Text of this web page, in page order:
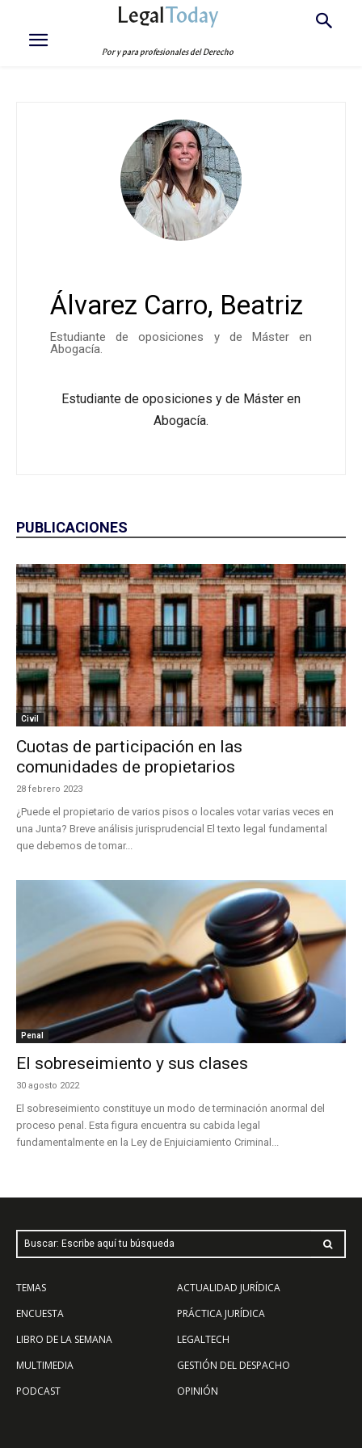
LegalToday
Por y para profesionales del Derecho
Álvarez Carro, Beatriz
Estudiante de oposiciones y de Máster en
Abogacía.
Estudiante de oposiciones y de Máster en
Abogacía.
PUBLICACIONES
Civil
Cuotas de participación en las
comunidades de propietarios
28 febrero 2023
¿Puede el propietario de varios pisos o locales votar varias veces en
una Junta? Breve análisis jurisprudencial El texto legal fundamental
que debemos de tomar...
Penal
El sobreseimiento y sus clases
30 agosto 2022
El sobreseimiento constituye un modo de terminación anormal del
proceso penal. Esta figura encuentra su cabida legal
fundamentalmente en la Ley de Enjuiciamiento Criminal...
Buscar: Escribe aquí tu búsqueda
TEMAS
ENCUESTA
LIBRO DE LA SEMANA
MULTIMEDIA
PODCAST
ACTUALIDAD JURÍDICA
PRÁCTICA JURÍDICA
LEGALTECH
GESTIÓN DEL DESPACHO
OPINIÓN